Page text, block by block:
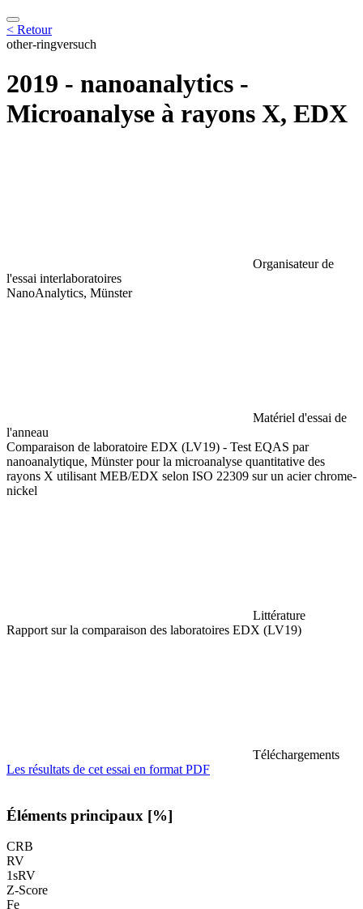
< Retour
other-ringversuch
2019 - nanoanalytics -
Microanalyse à rayons X, EDX
Organisateur de
l'essai interlaboratoires
NanoAnalytics, Münster
Matériel d'essai de
l'anneau
Comparaison de laboratoire EDX (LV19) - Test EQAS par
nanoanalytique, Münster pour la microanalyse quantitative des
rayons X utilisant MEB/EDX selon ISO 22309 sur un acier chrome-
nickel
Littérature
Rapport sur la comparaison des laboratoires EDX (LV19)
Téléchargements
Les résultats de cet essai en format PDF
Éléments principaux [%]
CRB
RV
1sRV
Z-Score
Fe